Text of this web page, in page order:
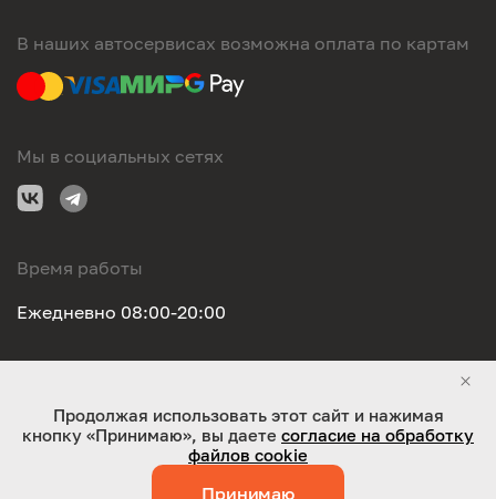
В наших автосервисах возможна оплата по картам
Мы в социальных сетях
Время работы
Ежедневно 08:00-20:00
ООО "Оригинал-сервис". Все права защищены 2026
Продолжая использовать этот сайт и нажимая
кнопку «Принимаю», вы даете согласие на обработку
файлов cookie
Принимаю